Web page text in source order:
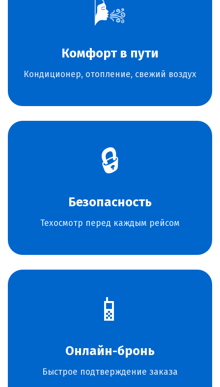
🌬️
Комфорт в пути
Кондиционер, отопление, свежий воздух
🔒
Безопасность
Техосмотр перед каждым рейсом
📱
Онлайн-бронь
Быстрое подтверждение заказа